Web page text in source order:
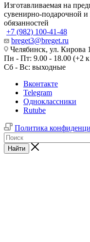
Изготавливаемая на
сувенирно-подарочной
обязанностей
+7 (982) 100-41-48
breget3@breget.ru
Челябинск, ул. Кирова
Пн - Пт: 9.00 - 18.00 (+2
Сб - Вс: выходные
Вконтакте
Telegram
Одноклассники
Rutube
Политика
Найти